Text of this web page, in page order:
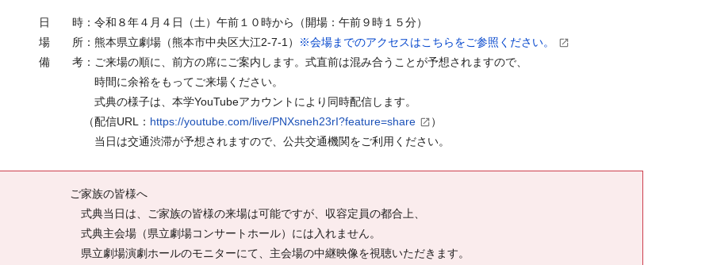
日 時：令和８年４月４日（土）午前１０時から（開場：午前９時１５分）
場 所：熊本県立劇場（熊本市中央区大江2-7-1） ※会場までのアクセスはこちらをご参照ください。
備 考：ご来場の順に、前⽅の席にご案内します。式直前は混み合うことが予想されますので、
時間に余裕をもってご来場ください。
式典の様⼦は、本学YouTubeアカウントにより同時配信します。
（配信URL： https://youtube.com/live/PNXsneh23rI?feature=share
）
当⽇は交通渋滞が予想されますので、公共交通機関をご利⽤ください。
ご家族の皆様へ
式典当日は、ご家族の皆様の来場は可能ですが、収容定員の都合上、
式典主会場（県立劇場コンサートホール）には入れません。
県立劇場演劇ホールのモニターにて、主会場の中継映像を視聴いただきます。